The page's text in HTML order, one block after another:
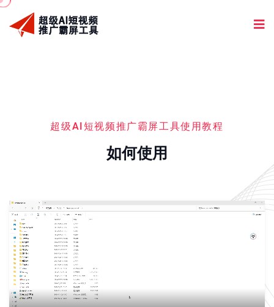
超级AI短视频推广霸屏工具使用教程
如何使用